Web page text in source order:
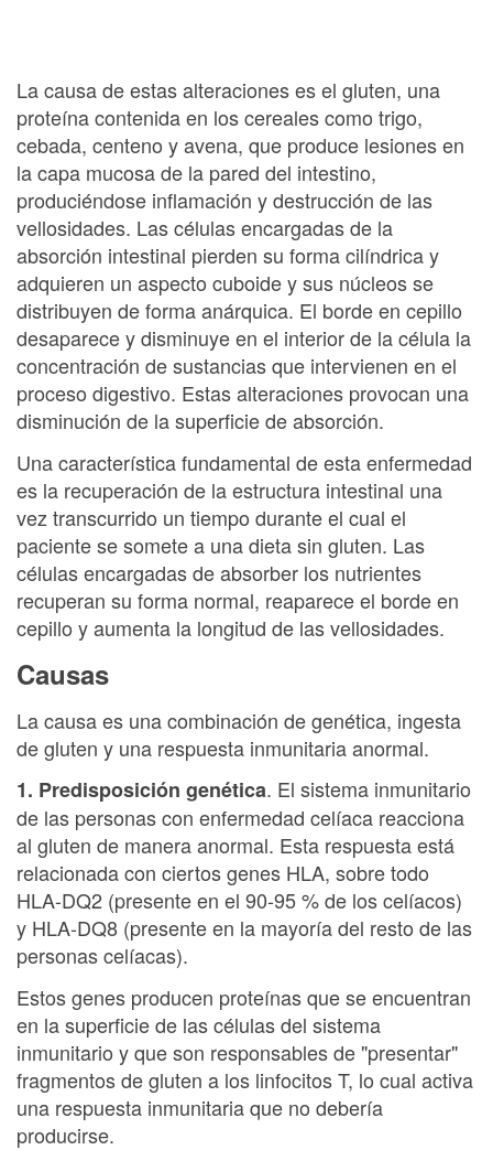
La causa de estas alteraciones es el gluten, una
proteína contenida en los cereales como trigo,
cebada, centeno y avena, que produce lesiones en
la capa mucosa de la pared del intestino,
produciéndose inflamación y destrucción de las
vellosidades. Las células encargadas de la
absorción intestinal pierden su forma cilíndrica y
adquieren un aspecto cuboide y sus núcleos se
distribuyen de forma anárquica. El borde en cepillo
desaparece y disminuye en el interior de la célula la
concentración de sustancias que intervienen en el
proceso digestivo. Estas alteraciones provocan una
disminución de la superficie de absorción.
Una característica fundamental de esta enfermedad
es la recuperación de la estructura intestinal una
vez transcurrido un tiempo durante el cual el
paciente se somete a una dieta sin gluten. Las
células encargadas de absorber los nutrientes
recuperan su forma normal, reaparece el borde en
cepillo y aumenta la longitud de las vellosidades.
Causas
La causa es una combinación de genética, ingesta
de gluten y una respuesta inmunitaria anormal.
1. Predisposición genética. El sistema inmunitario
de las personas con enfermedad celíaca reacciona
al gluten de manera anormal. Esta respuesta está
relacionada con ciertos genes HLA, sobre todo
HLA-DQ2 (presente en el 90-95 % de los celíacos)
y HLA-DQ8 (presente en la mayoría del resto de las
personas celíacas).
Estos genes producen proteínas que se encuentran
en la superficie de las células del sistema
inmunitario y que son responsables de "presentar"
fragmentos de gluten a los linfocitos T, lo cual activa
una respuesta inmunitaria que no debería
producirse.